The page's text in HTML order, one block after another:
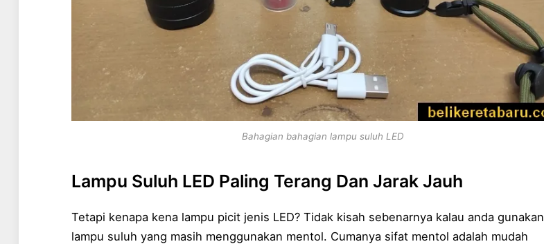
Bahagian bahagian lampu suluh LED
Lampu Suluh LED Paling Terang Dan Jarak Jauh
Tetapi kenapa kena lampu picit jenis LED? Tidak kisah sebenarnya kalau anda gunakan
lampu suluh yang masih menggunakan mentol. Cumanya sifat mentol adalah mudah